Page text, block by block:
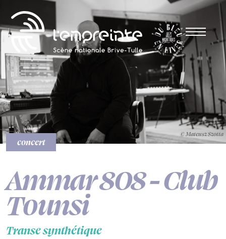
© Mateusz Szotta
concert
Ammar 808 - Club
Tounsi
Transe synthétique